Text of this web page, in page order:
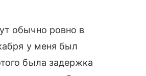
обычно ровно в
у меня был
была задержка